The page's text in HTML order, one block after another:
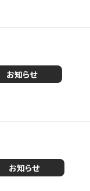
お知らせ
お知らせ